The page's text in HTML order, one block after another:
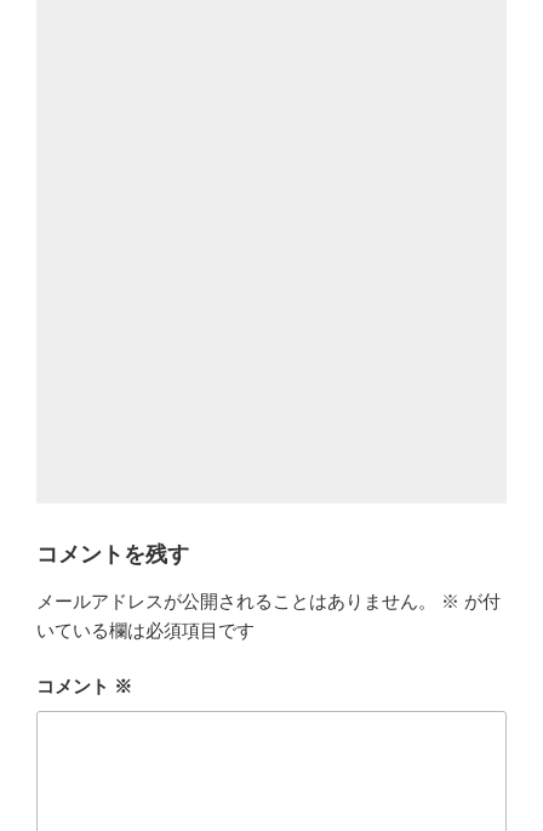
コメントを残す
メールアドレスが公開されることはありません。 ※ が付
いている欄は必須項目です
コメント ※